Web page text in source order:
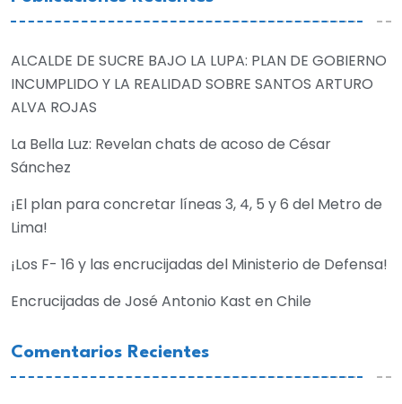
ALCALDE DE SUCRE BAJO LA LUPA: PLAN DE GOBIERNO
INCUMPLIDO Y LA REALIDAD SOBRE SANTOS ARTURO
ALVA ROJAS
La Bella Luz: Revelan chats de acoso de César
Sánchez
¡El plan para concretar líneas 3, 4, 5 y 6 del Metro de
Lima!
¡Los F- 16 y las encrucijadas del Ministerio de Defensa!
Encrucijadas de José Antonio Kast en Chile
Comentarios Recientes